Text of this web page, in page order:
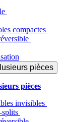
compactes
pièces
pièces
invisibles